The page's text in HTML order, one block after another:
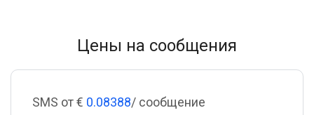
Цены на сообщения
SMS от € 0.08388/ сообщение